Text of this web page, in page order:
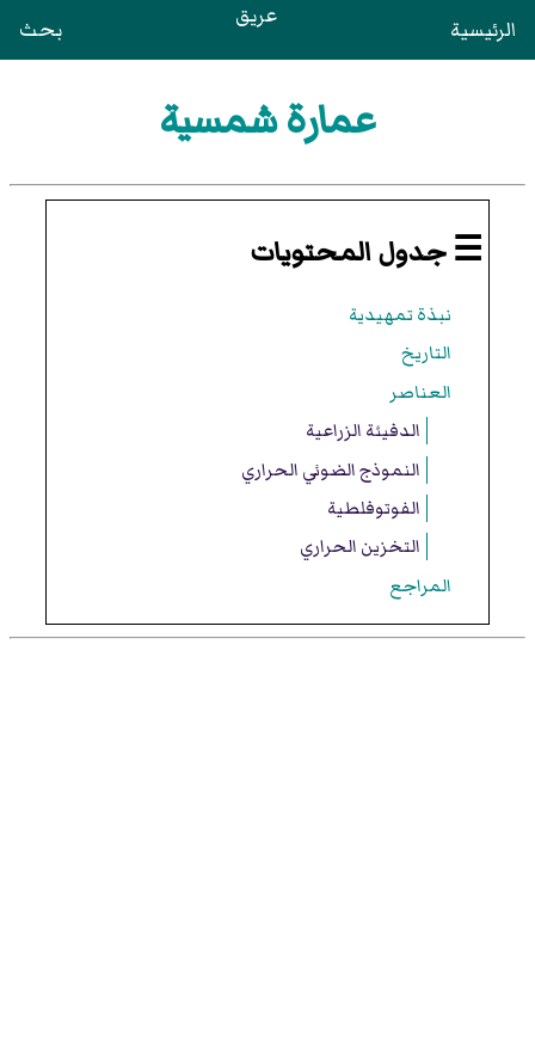
الرئيسية عريق بحث
عمارة شمسية
☰ جدول المحتويات
نبذة تمهيدية
التاريخ
العناصر
الدفيئة الزراعية
النموذج الضوئي الحراري
الفوتوفلطية
التخزين الحراري
المراجع